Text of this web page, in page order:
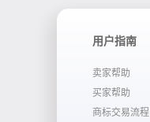
用户指南
卖家帮助
买家帮助
商标交易流程